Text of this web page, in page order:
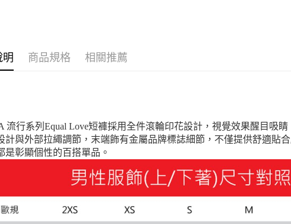
明 商品規格 相關推薦
流行系列Equal Love短褲採用全件滾輪印花設計，視覺效果醒目吸
計與外部拉繩調節，末端飾有金屬品牌標誌細節，不僅提供舒適貼
是彰顯個性的百搭單品。